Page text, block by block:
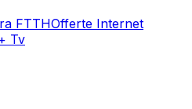
FTTHOfferte Internet
Tv